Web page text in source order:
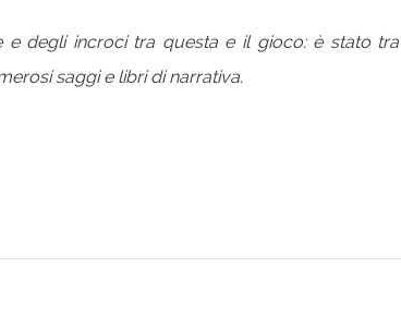
e degli incroci tra questa e il gioco: è stato
saggi e libri di narrativa.